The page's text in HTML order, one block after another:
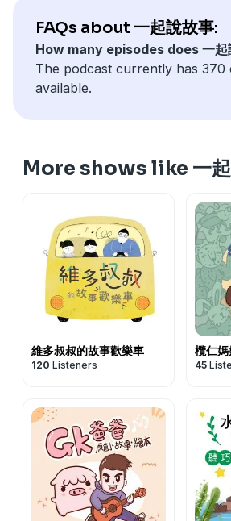
商業合作、收聽問題請來信：
contact@storytogether.club
或私訊「 孩子睡了 x 一起說故事」粉
Powered byFirstory Hosting
FAQs about 一起說故事:
How many episodes does 一起
The podcast currently has 370
available.
More shows like 一起
維多叔叔的故事歡樂車
120 Listeners
欖仁
45